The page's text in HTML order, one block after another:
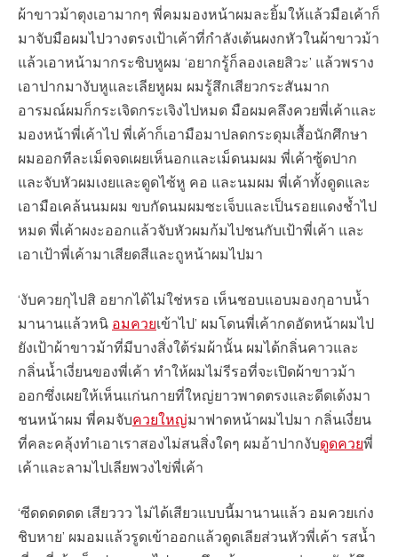
ผ้าขาวม้าตุงเอามากๆ พี่คมมองหน้าผมละยิ้มให้แล้วมือเค้าก็
มาจับมือผมไปวางตรงเป้าเค้าที่กำลังเต้นผงกหัวในผ้าขาวม้า
แล้วเอาหน้ามากระซิบหูผม ‘อยากรู้ก็ลองเลยสิวะ’ แล้วพราง
เอาปากมางับหูและเลียหูผม ผมรู้สึกเสียวกระสันมาก
อารมณ์ผมก็กระเจิดกระเจิงไปหมด มือผมคลึงควยพี่เค้าและ
มองหน้าพี่เค้าไป พี่เค้าก็เอามือมาปลดกระดุมเสื้อนักศึกษา
ผมออกทีละเม็ดจดเผยเห็นอกและเม็ดนมผม พี่เค้าซู้ดปาก
และจับหัวผมเงยและดูดไซ้หู คอ และนมผม พี่เค้าทั้งดูดและ
เอามือเคล้นนมผม ขบกัดนมผมซะเจ็บและเป็นรอยแดงช้ำไป
หมด พี่เค้าผงะออกแล้วจับหัวผมก้มไปชนกับเป้าพี่เค้า และ
เอาเป้าพี่เค้ามาเสียดสีและถูหน้าผมไปมา
‘งับควยกุไปสิ อยากได้ไม่ใช่หรอ เห็นชอบแอบมองกุอาบน้ำ
มานานแล้วหนิ อมควยเข้าไป’ ผมโดนพี่เค้ากดอัดหน้าผมไป
ยังเป้าผ้าขาวม้าที่มีบางสิ่งใต้ร่มผ้านั้น ผมได้กลิ่นคาวและ
กลิ่นน้ำเงี่ยนของพี่เค้า ทำให้ผมไม่รีรอที่จะเปิดผ้าขาวม้า
ออกซึ่งเผยให้เห็นแก่นกายที่ใหญ่ยาวพาดตรงและดีดเด้งมา
ชนหน้าผม พี่คมจับควยใหญ่มาฟาดหน้าผมไปมา กลิ่นเงี่ยน
ที่คละคลุ้งทำเอาเราสองไม่สนสิ่งใดๆ ผมอ้าปากงับดูดควยพี่
เค้าและลามไปเลียพวงไข่พี่เค้า
‘ซีดดดดดด เสียววว ไม่ได้เสียวแบบนี้มานานแล้ว อมควยเก่ง
ชิบหาย’ ผมอมแล้วรูดเข้าออกแล้วดูดเลียส่วนหัวพี่เค้า รสน้ำ